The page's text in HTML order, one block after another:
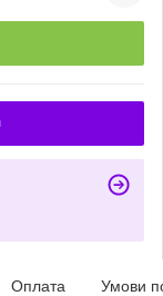
Оплата Умови